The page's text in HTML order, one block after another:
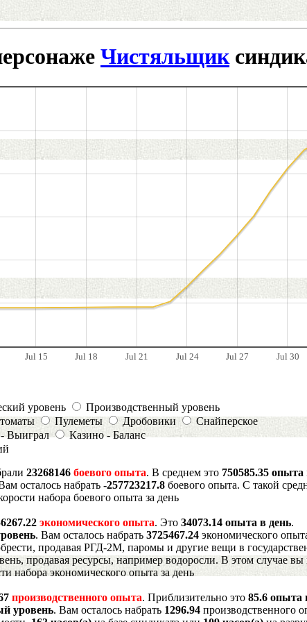
Чистяльщик
Jul 15 Jul 18 Jul 21 Jul 24 Jul 27 Jul 30
уровень
Производственный уровень
Пулеметы Дробовики
Снайперское
Выиграл
Казино - Баланс
23268146 боевого опыта. В среднем это 750585.35 опыта
осталось набрать -257723217.8 боевого опыта. С такой
набора боевого опыта за день
экономического опыта. Это 34073.14 опыта в день.
. Вам осталось набрать 3725467.24 экономического
продавая РГД-2М, паромы и другие вещи в
продавая ресурсы, например водоросли. В этом случае вы
набора экономического опыта за день
производственного опыта. Приблизительно это 85.6 опыта
уровень. Вам осталось набрать 1296.94 производственного